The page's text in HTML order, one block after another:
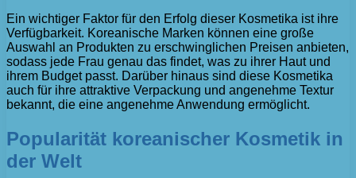
Ein wichtiger Faktor für den Erfolg dieser Kosmetika ist ihre
Verfügbarkeit. Koreanische Marken können eine große
Auswahl an Produkten zu erschwinglichen Preisen anbieten,
sodass jede Frau genau das findet, was zu ihrer Haut und
ihrem Budget passt. Darüber hinaus sind diese Kosmetika
auch für ihre attraktive Verpackung und angenehme Textur
bekannt, die eine angenehme Anwendung ermöglicht.
Popularität koreanischer Kosmetik in
der Welt